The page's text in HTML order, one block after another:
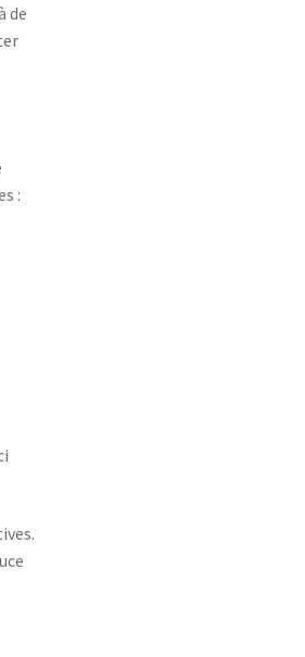
de
: